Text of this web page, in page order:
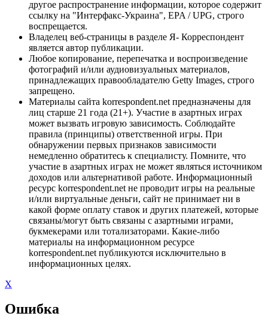
другое распространение информации, которое содержит
ссылку на "Интерфакс-Украина", EPA / UPG, строго
воспрещается.
Владелец веб-страницы в разделе Я- Корреспондент
является автор публикации.
Любое копирование, перепечатка и воспроизведение
фотографий и/или аудиовизуальных материалов,
принадлежащих правообладателю Getty Images, строго
запрещено.
Материалы сайта korrespondent.net предназначены для
лиц старше 21 года (21+). Участие в азартных играх
может вызвать игровую зависимость. Соблюдайте
правила (принципы) ответственной игры. При
обнаружении первых признаков зависимости
немедленно обратитесь к специалисту. Помните, что
участие в азартных играх не может являться источником
доходов или альтернативой работе. Информационный
ресурс korrespondent.net не проводит игры на реальные
и/или виртуальные деньги, сайт не принимает ни в
какой форме оплату ставок и других платежей, которые
связаны/могут быть связаны с азартными играми,
букмекерами или тотализаторами. Какие-либо
материалы на информационном ресурсе
korrespondent.net публикуются исключительно в
информационных целях.
X
Ошибка